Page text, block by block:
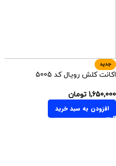
جدید
اکانت کلش رویال کد 5005
1,650,000 تومان
افزودن به سبد خرید